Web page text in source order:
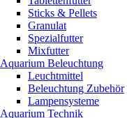
Sticks & Pellets
Granulat
Spezialfutter
Mixfutter
Aquarium Beleuchtung
Leuchtmittel
Beleuchtung Zubehör
Lampensysteme
Aquarium Technik